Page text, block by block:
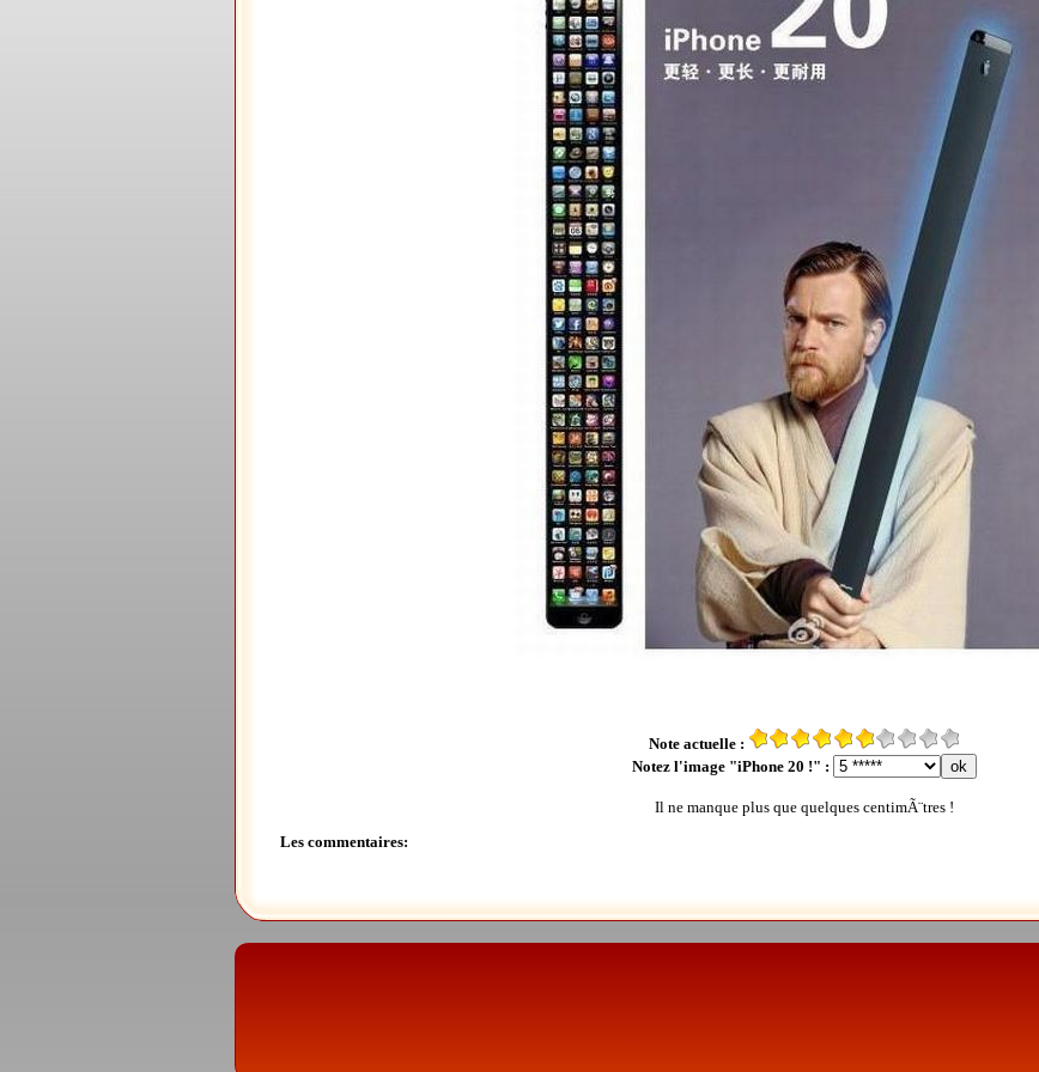
Note actuelle :
Notez l'image "iPhone 20 !" :
Il ne manque plus que quelques centimÃ¨tres !
Les commentaires: